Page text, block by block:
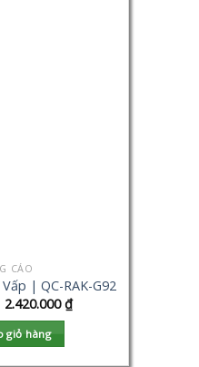
CÁO
| QC-RAK-G92
2.420.000₫
giỏ hàng